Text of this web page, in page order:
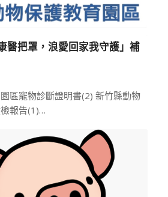
醫把罩，浪愛回家我守護」補
區寵物診斷證明書(2) 新竹縣動物
報告(1)…